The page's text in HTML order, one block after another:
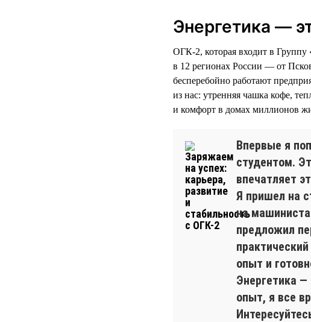
Энергетика —
ОГК-2, которая входит в Группу
в 12 регионах России — от
бесперебойно работают
из нас: утренняя чашка кофе,
и комфорт в домах миллионов
Впервые я
студентом.
впечатляет
Я пришел на
на
предложил
опыт и
Энергетика —
опыт, я все